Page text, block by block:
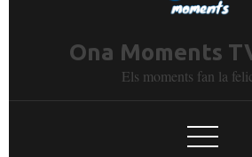
Ona Moments
Els moments fan la